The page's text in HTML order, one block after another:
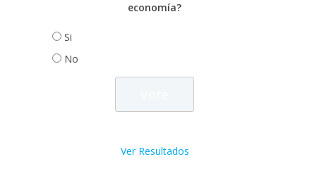
economía?
Si
No
Ver Resultados